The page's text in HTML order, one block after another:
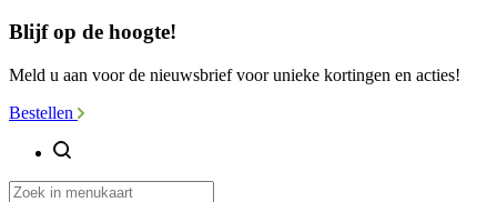
Blijf op de hoogte!
Meld u aan voor de nieuwsbrief voor unieke kortingen en acties!
Bestellen